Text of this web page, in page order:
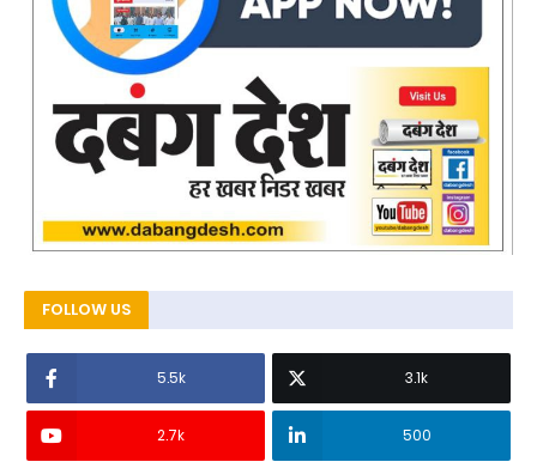
FOLLOW US
5.5k 3.1k
2.7k 500